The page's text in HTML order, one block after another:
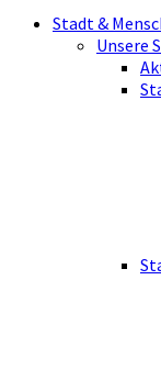
Stadt &
Unsere